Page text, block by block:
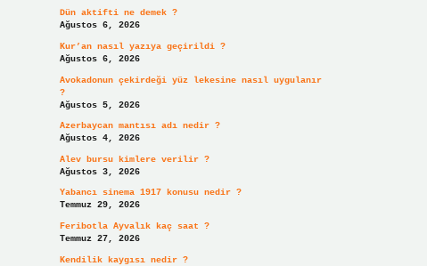
Dün aktifti ne demek ?
Ağustos 6, 2026
Kur’an nasıl yazıya geçirildi ?
Ağustos 6, 2026
Avokadonun çekirdeği yüz lekesine nasıl uygulanır
?
Ağustos 5, 2026
Azerbaycan mantısı adı nedir ?
Ağustos 4, 2026
Alev bursu kimlere verilir ?
Ağustos 3, 2026
Yabancı sinema 1917 konusu nedir ?
Temmuz 29, 2026
Feribotla Ayvalık kaç saat ?
Temmuz 27, 2026
Kendilik kaygısı nedir ?